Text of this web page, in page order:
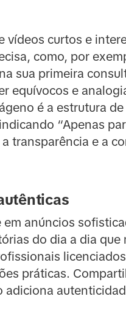
vídeos curtos e
como, por
sua primeira
equívocos e
é a estrutura
“Apenas
transparência e a
em anúncios
do dia a dia que
práticas.